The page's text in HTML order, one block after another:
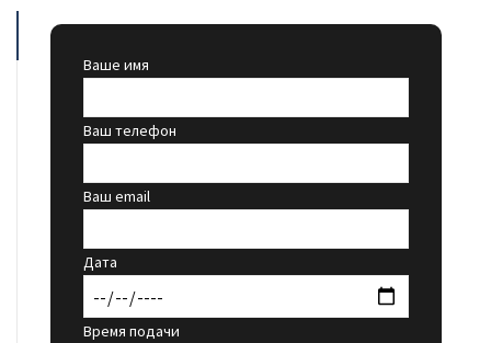
Ваше имя
Ваш телефон
Ваш email
Дата
Время подачи